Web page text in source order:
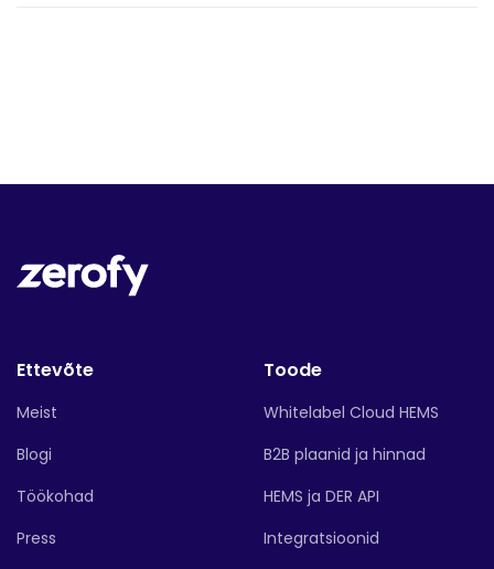
Ettevõte
Meist
Blogi
Töökohad
Press
Toode
Whitelabel Cloud HEMS
B2B plaanid ja hinnad
HEMS ja DER API
Integratsioonid